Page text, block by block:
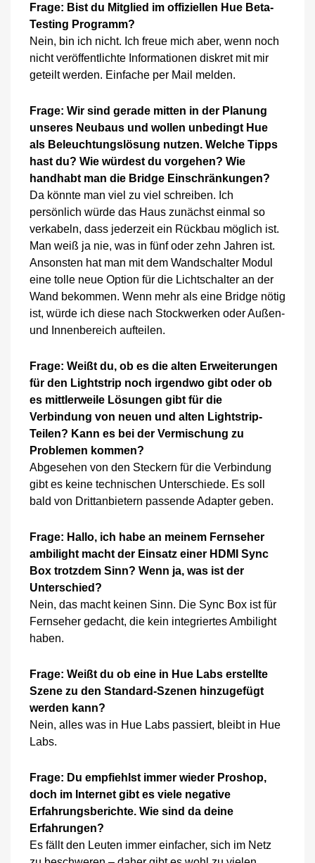
Frage: Bist du Mitglied im offiziellen Hue Beta-
Testing Programm?
Nein, bin ich nicht. Ich freue mich aber, wenn noch
nicht veröffentlichte Informationen diskret mit mir
geteilt werden. Einfache per Mail melden.
Frage: Wir sind gerade mitten in der Planung
unseres Neubaus und wollen unbedingt Hue
als Beleuchtungslösung nutzen. Welche Tipps
hast du? Wie würdest du vorgehen? Wie
handhabt man die Bridge Einschränkungen?
Da könnte man viel zu viel schreiben. Ich
persönlich würde das Haus zunächst einmal so
verkabeln, dass jederzeit ein Rückbau möglich ist.
Man weiß ja nie, was in fünf oder zehn Jahren ist.
Ansonsten hat man mit dem Wandschalter Modul
eine tolle neue Option für die Lichtschalter an der
Wand bekommen. Wenn mehr als eine Bridge nötig
ist, würde ich diese nach Stockwerken oder Außen-
und Innenbereich aufteilen.
Frage: Weißt du, ob es die alten Erweiterungen
für den Lightstrip noch irgendwo gibt oder ob
es mittlerweile Lösungen gibt für die
Verbindung von neuen und alten Lightstrip-
Teilen? Kann es bei der Vermischung zu
Problemen kommen?
Abgesehen von den Steckern für die Verbindung
gibt es keine technischen Unterschiede. Es soll
bald von Drittanbietern passende Adapter geben.
Frage: Hallo, ich habe an meinem Fernseher
ambilight macht der Einsatz einer HDMI Sync
Box trotzdem Sinn? Wenn ja, was ist der
Unterschied?
Nein, das macht keinen Sinn. Die Sync Box ist für
Fernseher gedacht, die kein integriertes Ambilight
haben.
Frage: Weißt du ob eine in Hue Labs erstellte
Szene zu den Standard-Szenen hinzugefügt
werden kann?
Nein, alles was in Hue Labs passiert, bleibt in Hue
Labs.
Frage: Du empfiehlst immer wieder Proshop,
doch im Internet gibt es viele negative
Erfahrungsberichte. Wie sind da deine
Erfahrungen?
Es fällt den Leuten immer einfacher, sich im Netz